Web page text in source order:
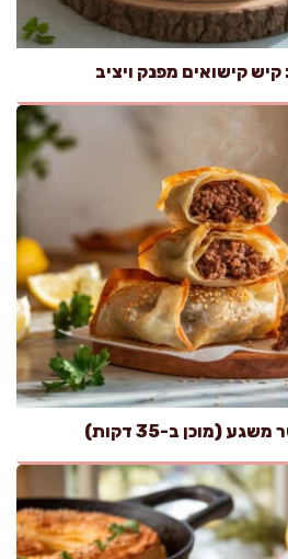
קישואים מפנק ויציב
(מוכן ב-35 דקות)